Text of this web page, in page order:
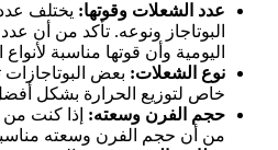
عدد الشعلات وقوتها: يختلف
البوتاجاز ونوعه. تأكد من أن
اليومية وأن قوتها مناسبة
نوع الشعلات: بعض
خاص لتوزيع الحرارة بشكل
حجم الفرن وسعته: إذا كنت من
من أن حجم الفرن وسعته